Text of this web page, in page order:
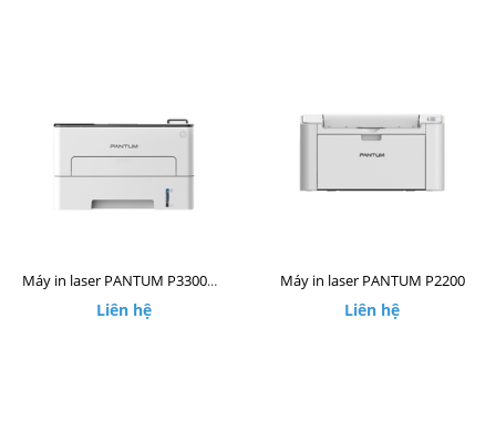
Máy in laser PANTUM P3300DW
Liên hệ
Máy in laser PANTUM P2200
Liên hệ